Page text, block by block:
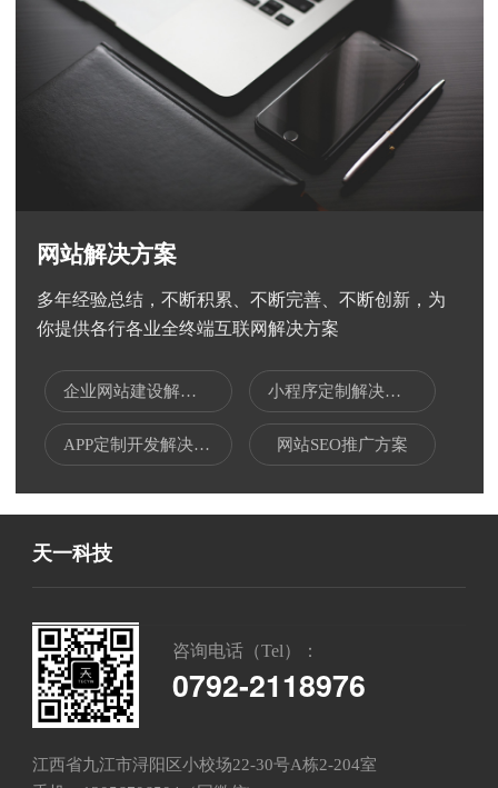
网站解决方案
多年经验总结，不断积累、不断完善、不断创新，为
你提供各行各业全终端互联网解决方案
企业网站建设解决方案 小程序定制解决方案
APP定制开发解决方案 网站SEO推广方案
天一科技
咨询电话（Tel）：
0792-2118976
江西省九江市浔阳区小校场22-30号A栋2-204室